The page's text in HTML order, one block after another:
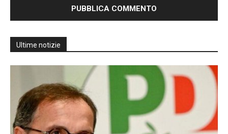
Ultime notizie